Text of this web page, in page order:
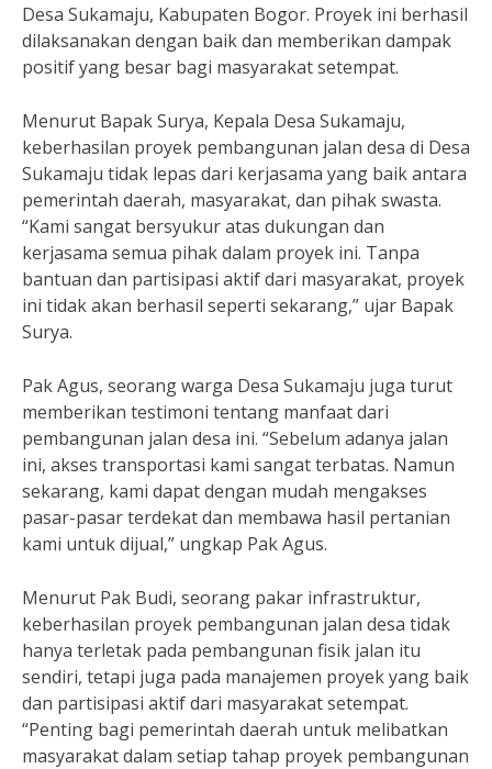
Desa Sukamaju, Kabupaten Bogor. Proyek ini berhasil
dilaksanakan dengan baik dan memberikan dampak
positif yang besar bagi masyarakat setempat.
Menurut Bapak Surya, Kepala Desa Sukamaju,
keberhasilan proyek pembangunan jalan desa di Desa
Sukamaju tidak lepas dari kerjasama yang baik antara
pemerintah daerah, masyarakat, dan pihak swasta.
“Kami sangat bersyukur atas dukungan dan
kerjasama semua pihak dalam proyek ini. Tanpa
bantuan dan partisipasi aktif dari masyarakat, proyek
ini tidak akan berhasil seperti sekarang,” ujar Bapak
Surya.
Pak Agus, seorang warga Desa Sukamaju juga turut
memberikan testimoni tentang manfaat dari
pembangunan jalan desa ini. “Sebelum adanya jalan
ini, akses transportasi kami sangat terbatas. Namun
sekarang, kami dapat dengan mudah mengakses
pasar-pasar terdekat dan membawa hasil pertanian
kami untuk dijual,” ungkap Pak Agus.
Menurut Pak Budi, seorang pakar infrastruktur,
keberhasilan proyek pembangunan jalan desa tidak
hanya terletak pada pembangunan fisik jalan itu
sendiri, tetapi juga pada manajemen proyek yang baik
dan partisipasi aktif dari masyarakat setempat.
“Penting bagi pemerintah daerah untuk melibatkan
masyarakat dalam setiap tahap proyek pembangunan